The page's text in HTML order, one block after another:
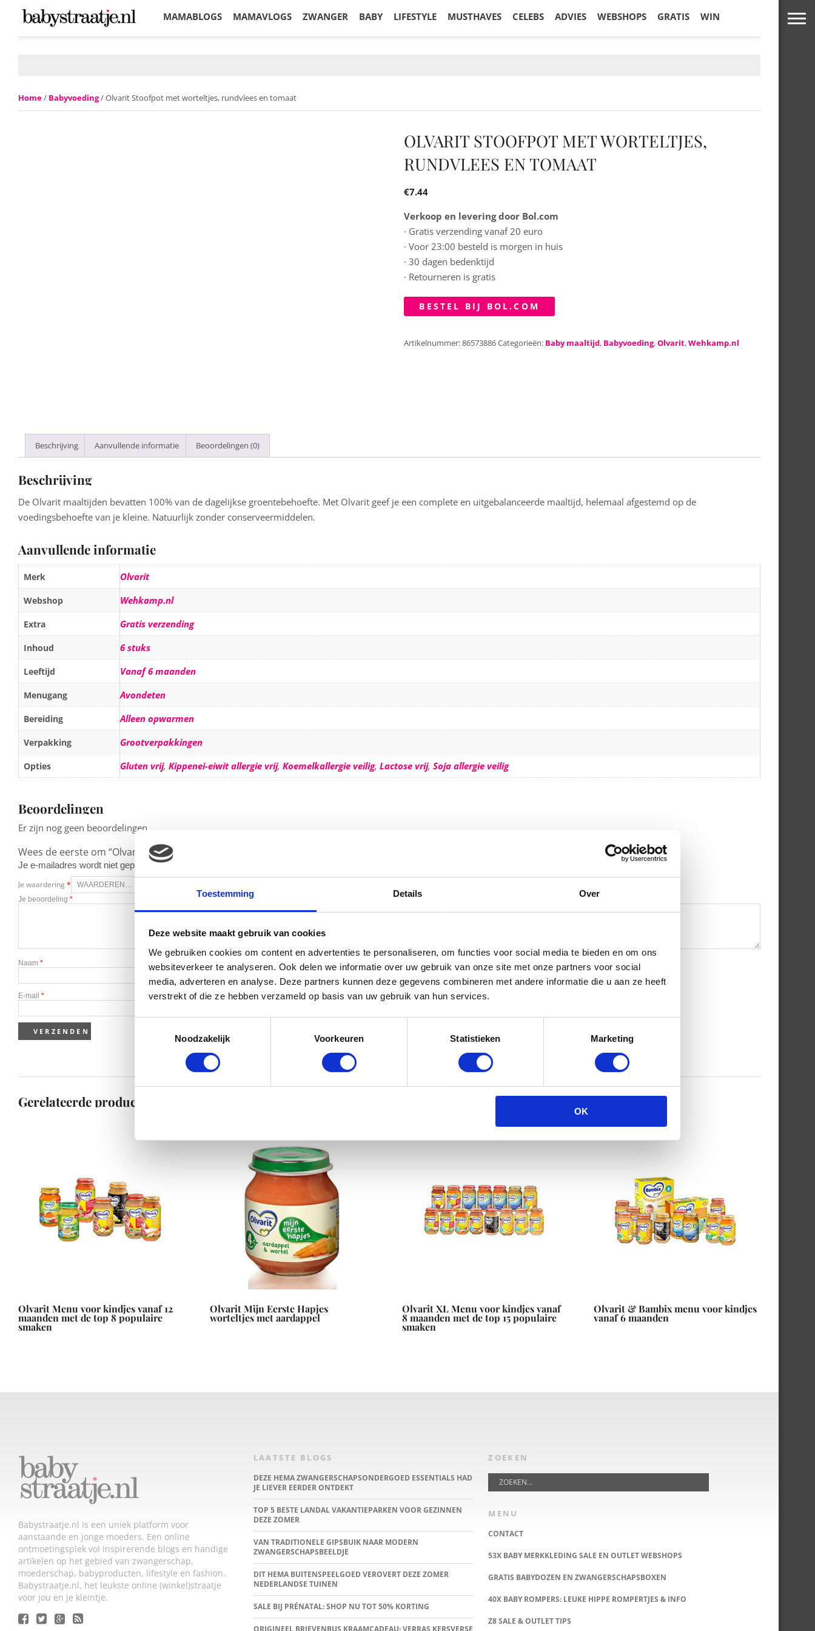
Toestemming Details Over
Deze website maakt gebruik van cookies
We gebruiken cookies om content en advertenties te personaliseren, om functies voor social media te bieden en om ons
websiteverkeer te analyseren. Ook delen we informatie over uw gebruik van onze site met onze partners voor social
media, adverteren en analyse. Deze partners kunnen deze gegevens combineren met andere informatie die u aan ze heeft
verstrekt of die ze hebben verzameld op basis van uw gebruik van hun services.
Noodzakelijk
Voorkeuren Statistieken Marketing
OK
MAMABLOGS MAMAVLOGS ZWANGER BABY LIFESTYLE MUSTHAVES CELEBS ADVIES WEBSHOPS GRATIS WIN
Home/ Babyvoeding/ Olvarit Stoofpot met worteltjes, rundvlees en tomaat
OLVARIT STOOFPOT MET WORTELTJES,
RUNDVLEES EN TOMAAT
€7.44
Verkoop en levering door Bol.com
· Gratis verzending vanaf 20 euro
· Voor 23:00 besteld is morgen in huis
· 30 dagen bedenktijd
· Retourneren is gratis
BESTEL BIJ BOL.COM
Artikelnummer:86573886Categorieën: Baby maaltijd, Babyvoeding,Olvarit,Wehkamp.nl
Beschrijving Aanvullende informatie Beoordelingen (0)
Beschrijving
De Olvarit maaltijden bevatten 100% van de dagelijkse groentebehoefte. Met Olvarit geef je een complete en uitgebalanceerde maaltijd, helemaal afgestemd op de
voedingsbehoefte van je kleine. Natuurlijk zonder conserveermiddelen.
Aanvullende informatie
Merk Olvarit
Webshop Wehkamp.nl
Extra Gratis verzending
Inhoud 6 stuks
Leeftijd Vanaf 6 maanden
Menugang Avondeten
Bereiding Alleen opwarmen
Verpakking Grootverpakkingen
Opties Gluten vrij, Kippenei-eiwit allergie vrij, Koemelkallergie veilig, Lactose vrij, Soja allergie veilig
Beoordelingen
Er zijn nog geen beoordelingen.
Wees de eerste om “Olvarit Stoofpot met worteltjes, rundvlees en tomaat” te beoordelen
Je e-mailadres wordt niet gepubliceerd.
Je waardering *
Je beoordeling *
Naam *
E-mail *
Gerelateerde producten
Olvarit Menu voor kindjes vanaf 12
maanden met de top 8 populaire
smaken
Olvarit Mijn Eerste Hapjes
worteltjes met aardappel
Olvarit XL Menu voor kindjes vanaf
8 maanden met de top 15 populaire
smaken
Olvarit & Bambix menu voor kindjes
vanaf 6 maanden
Babystraatje.nl is een uniek platform voor
aanstaande en jonge moeders. Een online
ontmoetingsplek vol inspirerende blogs en handige
artikelen op het gebied van zwangerschap,
moederschap, babyproducten, lifestyle en fashion.
Babystraatje.nl, het leukste online (winkel)straatje
voor jou en je kleintje.
LAATSTE BLOGS
DEZE HEMA ZWANGERSCHAPSONDERGOED ESSENTIALS HAD
JE LIEVER EERDER ONTDEKT
TOP 5 BESTE LANDAL VAKANTIEPARKEN VOOR GEZINNEN
DEZE ZOMER
VAN TRADITIONELE GIPSBUIK NAAR MODERN
ZWANGERSCHAPSBEELDJE
DIT HEMA BUITENSPEELGOED VEROVERT DEZE ZOMER
NEDERLANDSE TUINEN
SALE BIJ PRÉNATAL: SHOP NU TOT 50% KORTING
ORIGINEEL BRIEVENBUS KRAAMCADEAU: VERRAS KERSVERSE
ZOEKEN
MENU
CONTACT
53X BABY MERKKLEDING SALE EN OUTLET WEBSHOPS
GRATIS BABYDOZEN EN ZWANGERSCHAPSBOXEN
40X BABY ROMPERS: LEUKE HIPPE ROMPERTJES & INFO
Z8 SALE & OUTLET TIPS